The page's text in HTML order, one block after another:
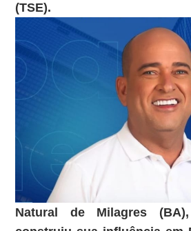
(TSE).
Natural de Milagres